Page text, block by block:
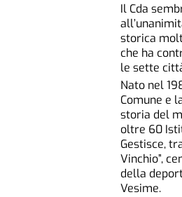
Il Cda
storica
che ha
le sette
Nato nel
Comune e
storia del
oltre 60
Gestisce,
Vinchio”,
della
Vesime.